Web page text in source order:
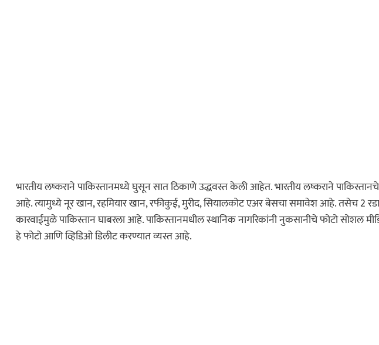
स्पेशल न्यूज
स्टेशनची पायरी
मोठी
भारतीय लष्कराने पाकिस्तानमध्ये घुसून सात ठिकाणे उद्धवस्त केली आहेत. भारतीय लष्कराने
आहे. त्यामुध्ये नूर खान, रहमियार खान, रफीकुई, मुरीद, सियालकोट एअर बेसचा समावेश आहे. तसेच 2
कारवाईमुळे पाकिस्तान घाबरला आहे. पाकिस्तानमधील स्थानिक नागरिकांनी नुकसानीचे फोटो सोशल
हे फोटो आणि व्हिडिओ डिलीट करण्यात व्यस्त आहे.